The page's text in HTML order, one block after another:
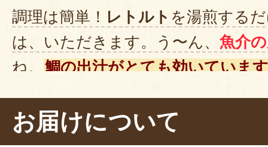
調理は簡単！ レトルト を湯煎する
は、いただきます。う〜ん、 魚介
ね。 鯛の出汁がとても効いていま
大きくて噛みごたえがあります。
リゾットの美味しさを引き立てま
お届けについて